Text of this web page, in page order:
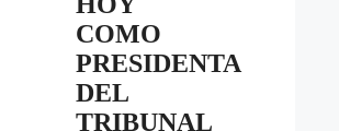
COMO
PRESIDENTA
DEL
TRIBUNAL